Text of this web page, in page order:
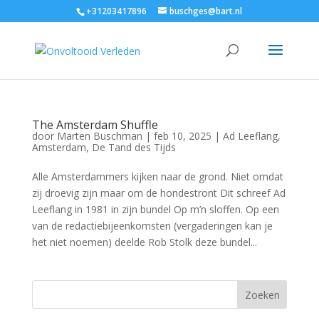
+31203417896 buschges@bart.nl
The Amsterdam Shuffle
door Marten Buschman | feb 10, 2025 | Ad Leeflang,
Amsterdam, De Tand des Tijds
Alle Amsterdammers kijken naar de grond. Niet omdat
zij droevig zijn maar om de hondestront Dit schreef Ad
Leeflang in 1981 in zijn bundel Op m’n sloffen. Op een
van de redactiebijeenkomsten (vergaderingen kan je
het niet noemen) deelde Rob Stolk deze bundel...